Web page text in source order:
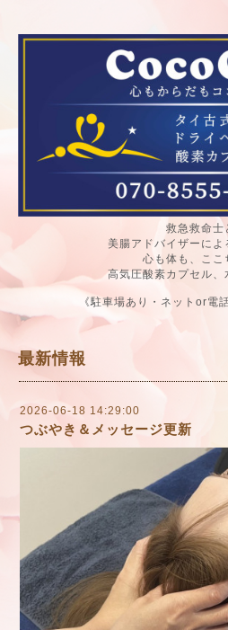
救急救命士
美腸アドバイザーによ
心も体も、ここ
高気圧酸素カプセル、
《駐車場あり・ネットor電
最新情報
2026-06-18 14:29:00
つぶやき＆メッセージ更新